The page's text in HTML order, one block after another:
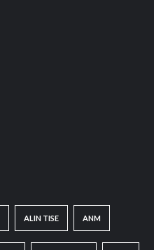
ALIN TISE ANM